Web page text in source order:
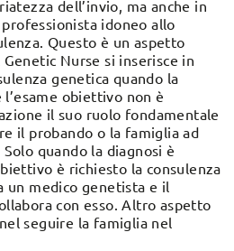
dell’invio, ma anche in
idoneo allo
Questo è un aspetto
Nurse si inserisce in
genetica quando la
obiettivo non è
il suo ruolo fondamentale
il probando o la famiglia ad
quando la diagnosi è
è richiesto la consulenza
un medico genetista e il
con esso. Altro aspetto
seguire la famiglia nel